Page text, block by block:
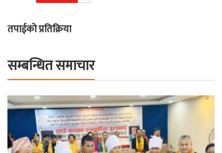
तपाईको प्रतिक्रिया
सम्बन्धित समाचार